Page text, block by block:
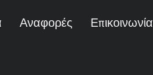
Αναφορές Επικοινωνία